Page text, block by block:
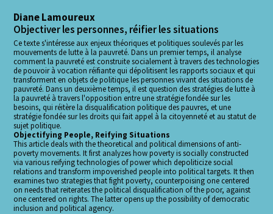
Diane Lamoureux
Objectiver les personnes, réifier les situations
Ce texte s'intéresse aux enjeux théoriques et politiques soulevés par les
mouvements de lutte à la pauvreté. Dans un premier temps, il analyse
comment la pauvreté est construite socialement à travers des technologies
de pouvoir à vocation réifiante qui dépolitisent les rapports sociaux et qui
transforment en objets de politique les personnes vivant des situations de
pauvreté. Dans un deuxième temps, il est question des stratégies de lutte à
la pauvreté à travers l'opposition entre une stratégie fondée sur les
besoins, qui réitère la disqualification politique des pauvres, et une
stratégie fondée sur les droits qui fait appel à la citoyenneté et au statut de
sujet politique.
Objectifying People, Reifying Situations
This article deals with the theoretical and political dimensions of anti-
poverty movements. It first analyzes how poverty is socially constructed
via various reifying technologies of power which depoliticize social
relations and transform impoverished people into political targets. It then
examines two strategies that fight poverty, counterpoising one centered
on needs that reiterates the political disqualification of the poor, against
one centered on rights. The latter opens up the possibility of democratic
inclusion and political agency.